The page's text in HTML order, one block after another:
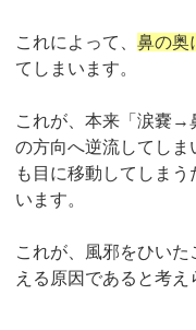
これによって、鼻の奥
てしまいます。
これが、本来「涙嚢→
の方向へ逆流してし
も目に移動してしまう
います。
これが、風邪をひい
える原因であると考え